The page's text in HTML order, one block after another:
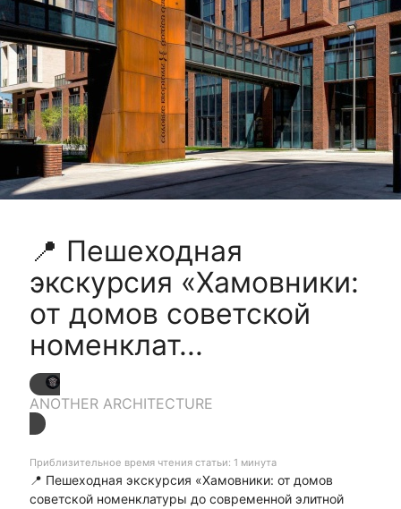
📍 Пешеходная
экскурсия «Хамовники:
от домов советской
номенклат...
ANOTHER ARCHITECTURE
Приблизительное время чтения статьи: 1 минута
📍 Пешеходная экскурсия «Хамовники: от домов
советской номенклатуры до современной элитной